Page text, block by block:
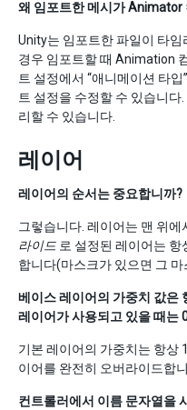
왜 임포트한 메시가 Animator
Unity는 임포트한 파일이 타
경우 임포트할 때 Animation
트 설정에서 “애니메이션 타입
트 설정을 수정할 수 있습니다
리할 수 있습니다.
레이어
레이어의 순서는 중요합니까?
그렇습니다. 레이어는 맨 위
라이드 로 설정된 레이어는
합니다(마스크가 있으면 그
베이스 레이어의 가중치 값은
레이어가 사용되고 있을 때는
기본 레이어의 가중치는 항상
이어를 완전히 오버라이드합
컨트롤러에서 이름 문자열을